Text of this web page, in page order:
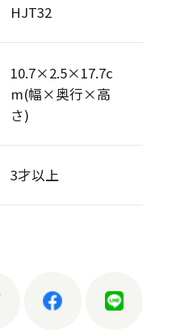
HJT32
10.7×2.5×17.7c
m(幅×奥行×高
さ)
3才以上